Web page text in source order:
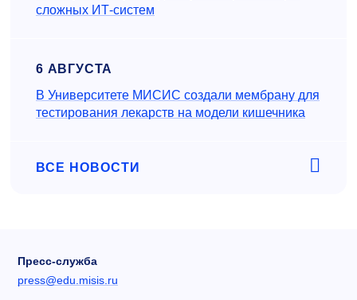
сложных ИТ-систем
6 АВГУСТА
В Университете МИСИС создали мембрану для
тестирования лекарств на модели кишечника
ВСЕ НОВОСТИ
Пресс-служба
press@edu.misis.ru